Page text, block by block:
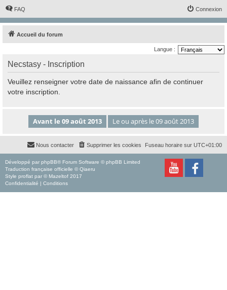
FAQ Connexion
Accueil du forum
Langue :
Necstasy - Inscription
Veuillez renseigner votre date de naissance afin de continuer
votre inscription.
Fuseau horaire sur UTC+01:00
Supprimer les cookies
Nous contacter
Développé par phpBB® Forum Software © phpBB Limited
Traduction française officielle © Qiaeru
Style proflat par © Mazeltof 2017
Confidentialité
Conditions